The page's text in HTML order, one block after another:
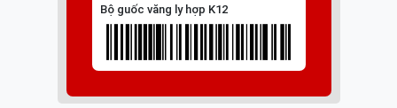
Bộ guốc văng ly hợp K12